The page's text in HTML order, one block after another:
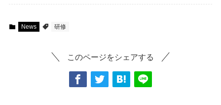
News 研修
このページをシェアする